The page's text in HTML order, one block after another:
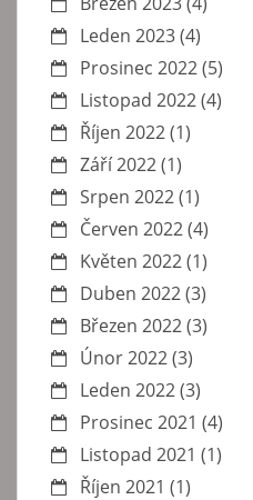
Leden 2023(4)
Prosinec 2022(5)
Listopad 2022(4)
Říjen 2022(1)
Září 2022(1)
Srpen 2022(1)
Červen 2022(4)
Květen 2022(1)
Duben 2022(3)
Březen 2022(3)
Únor 2022(3)
Leden 2022(3)
Prosinec 2021 (4)
Listopad 2021 (1)
Říjen 2021 (1)